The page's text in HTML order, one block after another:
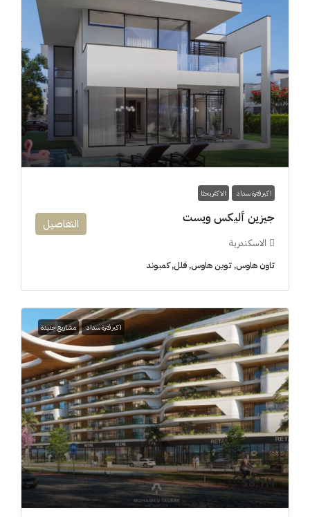
اكبر فترة سداد الاكثر بحثا
جيزين أليكس ويست
الاسكندرية
تاون هاوس, توين هاوس, فلل, كمبوند
التفاصيل
اكبر فترة سداد مشاريع جديدة
8.7M$